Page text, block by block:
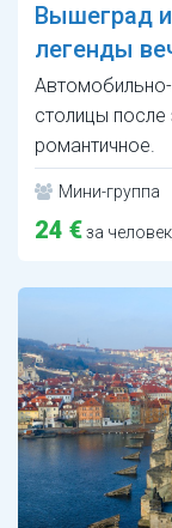
Вышеград
легенды
столицы после
романтичное.
Мини-группа
24 €за